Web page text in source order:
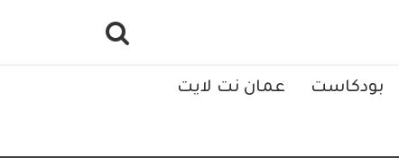
بودكاست عمان نت لايت